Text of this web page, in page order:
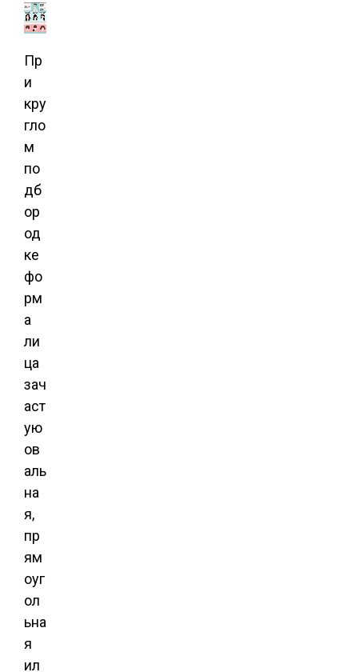
Пр
и
кру
гло
м
по
дб
ор
од
ке
фо
рм
а
ли
ца
зач
аст
ую
ов
аль
на
я,
пр
ям
оуг
ол
ьна
я
ил